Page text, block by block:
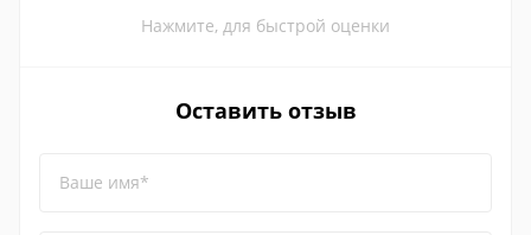
Нажмите, для быстрой оценки
Оставить отзыв
Ваше имя*